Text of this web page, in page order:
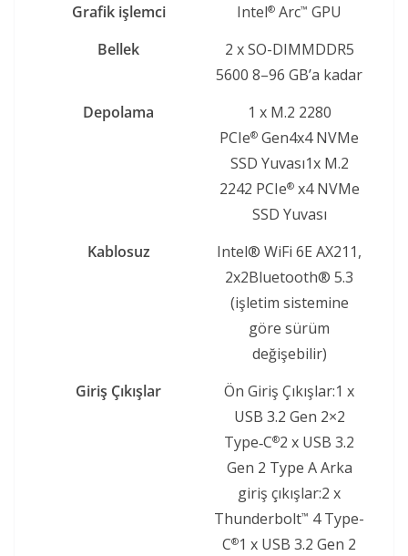
Grafik işlemci
Intel® Arc™ GPU
Bellek
2 x SO-DIMMDDR5
5600 8–96 GB’a kadar
Depolama
1 x M.2 2280
PCIe® Gen4x4 NVMe
SSD Yuvası1x M.2
2242 PCIe®x4 NVMe
SSD Yuvası
Kablosuz
Intel® WiFi 6E AX211,
2x2Bluetooth® 5.3
(işletim sistemine
göre sürüm
değişebilir)
Giriş Çıkışlar
Ön Giriş Çıkışlar:1 x
USB 3.2 Gen 2×2
Type‑C®2 x USB 3.2
Gen 2 Type A Arka
giriş çıkışlar:2 x
Thunderbolt™ 4 Type-
C®1 x USB 3.2 Gen 2